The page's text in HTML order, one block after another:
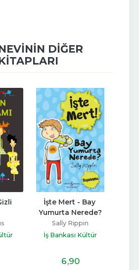
DIĞER
İşte Mert - Bay
Yumurta Nerede?
Sally Rippin
İş Bankası Kültür
6,90